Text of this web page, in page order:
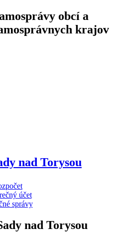
obcí a
krajov
účet
správy
nad Torysou